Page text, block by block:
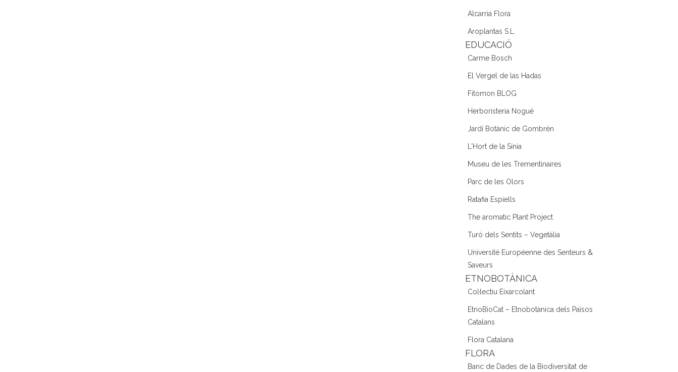
Alcarria Flora
Aroplantas S.L.
EDUCACIÓ
Carme Bosch
El Vergel de las Hadas
Fitomon BLOG
Herboristeria Nogué
Jardí Botànic de Gombrèn
L'Hort de la Sínia
Museu de les Trementinaires
Parc de les Olors
Ratafia Espiells
The aromatic Plant Project
Turó dels Sentits – Vegetàlia
Université Européenne des Senteurs &
Saveurs
ETNOBOTÀNICA
Col·lectiu Eixarcolant
EtnoBioCat – Etnobotànica dels Països
Catalans
Flora Catalana
FLORA
Banc de Dades de la Biodiversitat de